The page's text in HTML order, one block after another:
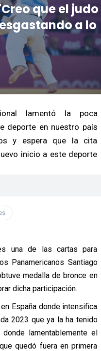
que el judo
a lo
lamentó la poca
deporte en nuestro país
y espera que la cita
inicio a este deporte
una de las cartas para
Panamericanos Santiago
medalla de bronce en
dicha participación.
España donde intensifica
2023 que ya la ha tenido
lamentablemente el
quedó fuera en primera